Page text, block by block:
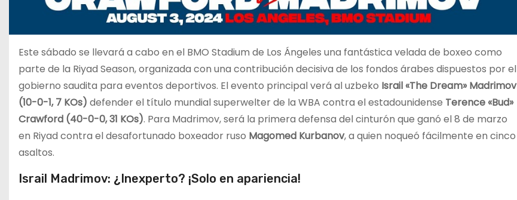
Este sábado se llevará a cabo en el BMO Stadium de Los Ángeles una fantástica velada de boxeo como
parte de la Riyad Season, organizada con una contribución decisiva de los fondos árabes dispuestos por el
gobierno saudita para eventos deportivos. El evento principal verá al uzbeko Israil «The Dream» Madrimov
(10-0-1, 7 KOs) defender el título mundial superwelter de la WBA contra el estadounidense Terence «Bud»
Crawford (40-0-0, 31 KOs). Para Madrimov, será la primera defensa del cinturón que ganó el 8 de marzo
en Riyad contra el desafortunado boxeador ruso Magomed Kurbanov, a quien noqueó fácilmente en cinco
asaltos.
Israil Madrimov: ¿Inexperto? ¡Solo en apariencia!